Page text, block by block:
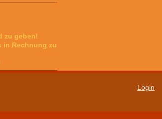
zu geben!
in Rechnung zu
Login